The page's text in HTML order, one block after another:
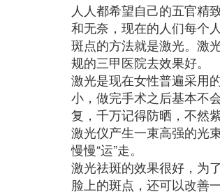
人人都希望自己的五官精
和无奈，现在的人们每个
斑点的方法就是激光。激
规的三甲医院去效果好。
激光是现在女性普遍采用
小，做完手术之后基本不
复，千万记得防晒，不然
激光仪产生一束高强的光
慢慢“运”走。
激光祛斑的效果很好，为
脸上的斑点，还可以改善